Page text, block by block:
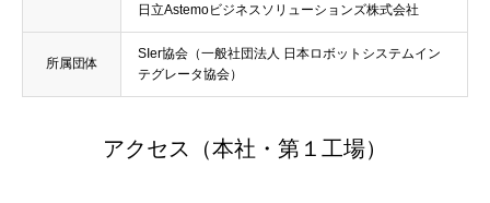
日立Astemoビジネスソリューションズ株式会社
所属団体
SIer協会（一般社団法人 日本ロボットシステムイン
テグレータ協会）
アクセス（本社・第１工場）